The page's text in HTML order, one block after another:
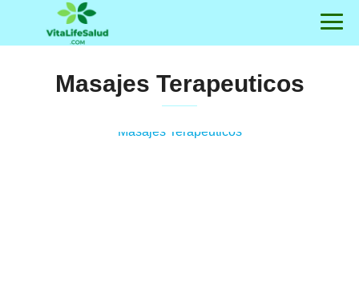
Masajes Terapeuticos
Masajes Terapeuticos